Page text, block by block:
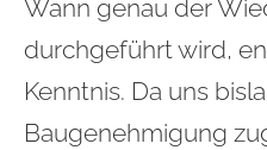
Wann genau der
durchgeführt wird,
Kenntnis. Da uns
Baugenehmigung